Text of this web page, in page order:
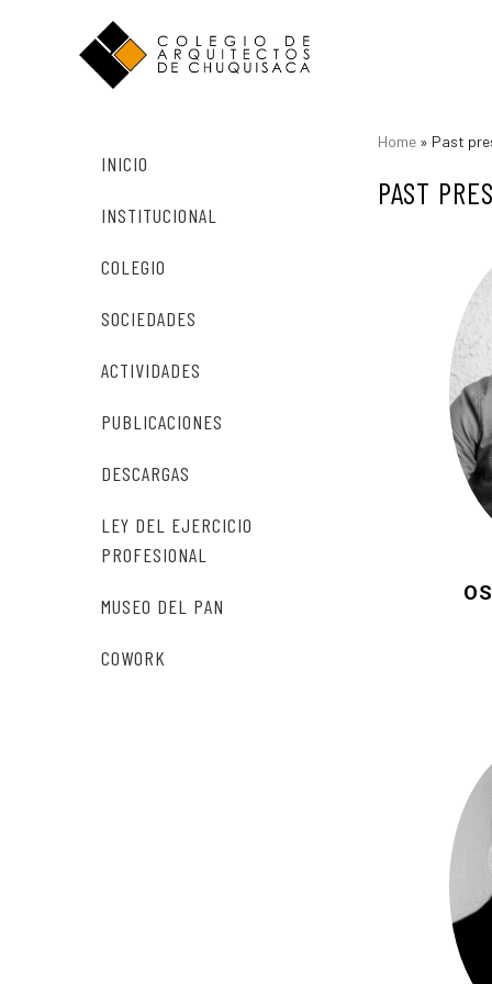
INICIO
INSTITUCIONAL
COLEGIO
SOCIEDADES
ACTIVIDADES
PUBLICACIONES
DESCARGAS
LEY DEL EJERCICIO
PROFESIONAL
MUSEO DEL PAN
COWORK
Home » Past
PAST